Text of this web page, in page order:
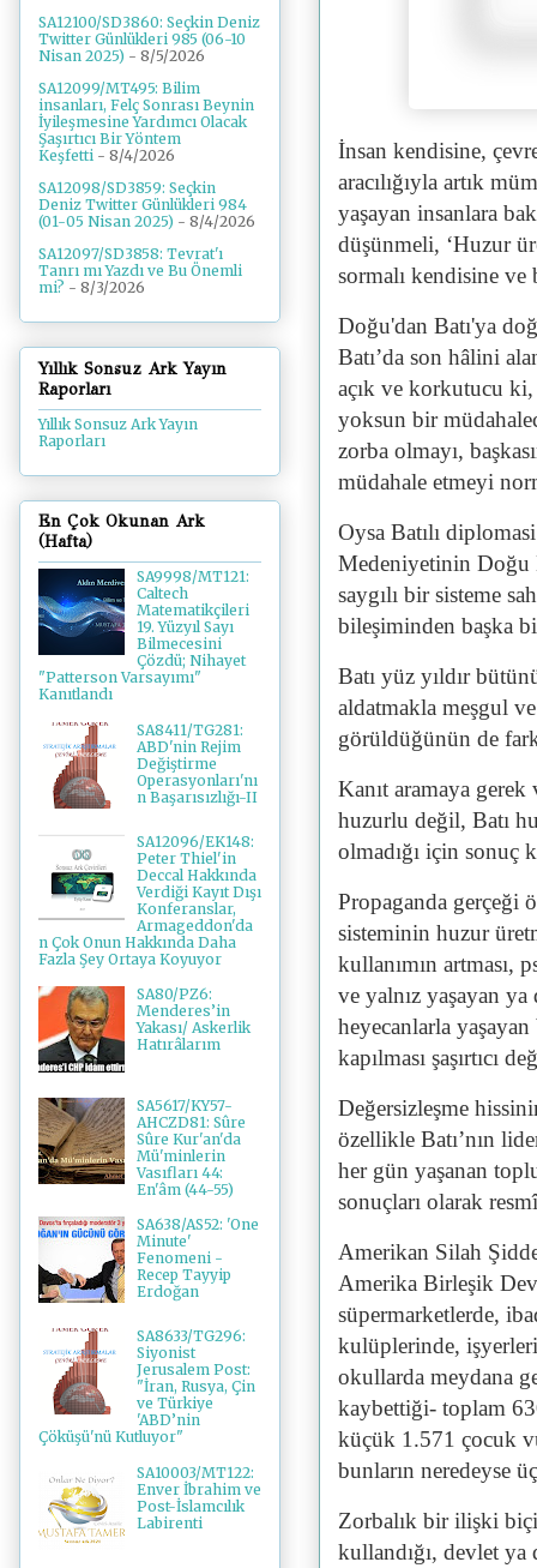
İnsan kendisine,
aracılığıyla artık
yaşayan insanlara
düşünmeli, ‘Huzur
sormalı kendisine
Doğu'dan Batı'ya
Batı’da son hâlini
açık ve korkutucu ki,
yoksun bir
zorba olmayı,
müdahale etmeyi
Oysa Batılı
Medeniyetinin Doğu
saygılı bir sisteme
bileşiminden başka
Batı yüz yıldır
aldatmakla meşgul
görüldüğünün de
Kanıt aramaya
huzurlu değil, Batı
olmadığı için sonuç
Propaganda gerçeği
sisteminin huzur
kullanımın artması,
ve yalnız yaşayan
heyecanlarla
kapılması şaşırtıcı
Değersizleşme
özellikle Batı’nın
her gün yaşanan
sonuçları olarak
Amerikan Silah
Amerika Birleşik
süpermarketlerde,
kulüplerinde,
okullarda meydana
kaybettiği- toplam
küçük 1.571 çocuk
bunların neredeyse
Zorbalık bir ilişki
kullandığı, devlet
SA12100/SD3860: Seçkin Deniz
Twitter Günlükleri 985 (06-10
Nisan 2025) - 8/5/2026
SA12099/MT495: Bilim
insanları, Felç Sonrası Beynin
İyileşmesine Yardımcı Olacak
Şaşırtıcı Bir Yöntem
Keşfetti - 8/4/2026
SA12098/SD3859: Seçkin
Deniz Twitter Günlükleri 984
(01-05 Nisan 2025) - 8/4/2026
SA12097/SD3858: Tevrat'ı
Tanrı mı Yazdı ve Bu Önemli
mi? - 8/3/2026
Yıllık Sonsuz Ark Yayın
Raporları
Yıllık Sonsuz Ark Yayın
Raporları
En Çok Okunan Ark
(Hafta)
SA9998/MT121:
Caltech
Matematikçileri
19. Yüzyıl Sayı
Bilmecesini
Çözdü; Nihayet
"Patterson Varsayımı"
Kanıtlandı
SA8411/TG281:
ABD'nin Rejim
Değiştirme
Operasyonları'nı
n Başarısızlığı-II
SA12096/EK148:
Peter Thiel'in
Deccal Hakkında
Verdiği Kayıt Dışı
Konferanslar,
Armageddon'da
n Çok Onun Hakkında Daha
Fazla Şey Ortaya Koyuyor
SA80/PZ6:
Menderes’in
Yakası/ Askerlik
Hatırâlarım
SA5617/KY57-
AHCZD81: Sûre
Sûre Kur'an'da
Mü'minlerin
Vasıfları 44:
En'âm (44-55)
SA638/AS52: 'One
Minute'
Fenomeni -
Recep Tayyip
Erdoğan
SA8633/TG296:
Siyonist
Jerusalem Post:
"İran, Rusya, Çin
ve Türkiye
'ABD’nin
Çöküşü'nü Kutluyor"
SA10003/MT122:
Enver İbrahim ve
Post-İslamcılık
Labirenti